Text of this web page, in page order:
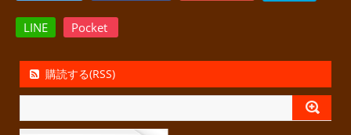
LINE Pocket
購読する(RSS)